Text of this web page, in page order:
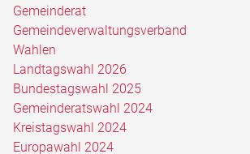
Gemeinderat
Gemeindeverwaltungsverband
Wahlen
Landtagswahl 2026
Bundestagswahl 2025
Gemeinderatswahl 2024
Kreistagswahl 2024
Europawahl 2024